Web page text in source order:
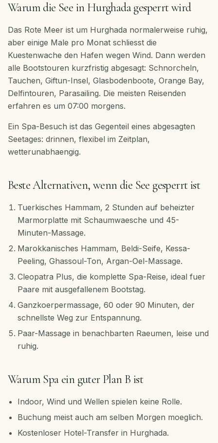
buchen
WhatsApp
Warum die See in Hurghada gesperrt wird
Das Rote Meer ist um Hurghada normalerweise ruhig,
aber einige Male pro Monat schliesst die
Kuestenwache den Hafen wegen Wind. Dann werden
alle Bootstouren kurzfristig abgesagt: Schnorcheln,
Tauchen, Giftun-Insel, Glasbodenboote, Orange Bay,
Delfintouren, Parasailing. Die meisten Reisenden
erfahren es um 07:00 morgens.
Ein Spa-Besuch ist das Gegenteil eines abgesagten
Seetages: drinnen, flexibel im Zeitplan,
wetterunabhaengig.
Beste Alternativen, wenn die See gesperrt ist
Tuerkisches Hammam, 2 Stunden auf beheizter
Marmorplatte mit Schaumwaesche und 45-
Minuten-Massage.
Marokkanisches Hammam, Beldi-Seife, Kessa-
Peeling, Ghassoul-Ton, Argan-Oel-Massage.
Cleopatra Plus, die komplette Spa-Reise, ideal fuer
Paare mit ausgefallenem Bootstag.
Ganzkoerpermassage, 60 oder 90 Minuten, der
schnellste Weg zur Entspannung.
Paar-Massage in benachbarten Raeumen, leise und
ruhig.
Warum Spa ein guter Plan B ist
Indoor, Wind und Wellen spielen keine Rolle.
Buchung meist auch am selben Morgen moeglich.
Kostenloser Hotel-Transfer in Hurghada.